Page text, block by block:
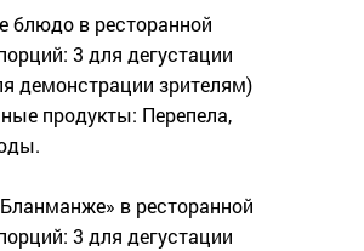
блюдо в ресторанной
3 для дегустации
демонстрации зрителям)
продукты: Перепела,
в ресторанной
3 для дегустации